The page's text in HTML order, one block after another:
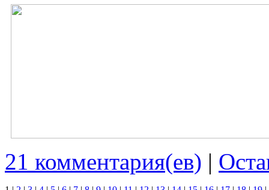
21 комментария(ев) |